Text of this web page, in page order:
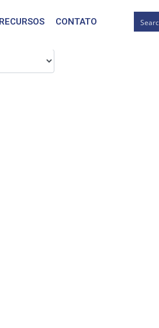
RECURSOS CONTATO